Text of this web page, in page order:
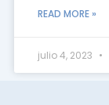
READ MORE »
julio 4, 2023